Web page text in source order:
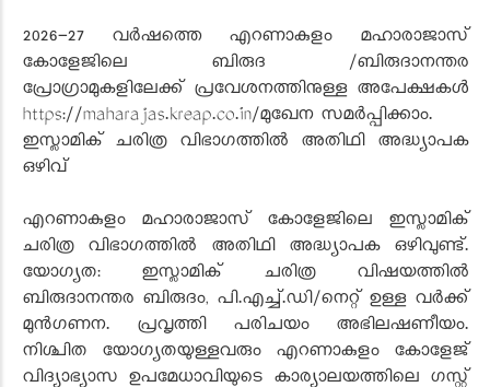
2026-27 വർഷത്തെ എറണാകുളം മഹാരാജാസ്
കോളേജിലെ ബിരുദ /ബിരുദാനന്തര
പ്രോഗ്രാമുകളിലേക്ക് പ്രവേശനത്തിനുള്ള അപേക്ഷകൾ
https://maharajas.kreap.co.in/മുഖേന സമർപ്പിക്കാം.
ഇസ്ലാമിക് ചരിത്ര വിഭാഗത്തിൽ അതിഥി അദ്ധ്യാപക
ഒഴിവ്
എറണാകുളം മഹാരാജാസ് കോളേജിലെ ഇസ്ലാമിക്
ചരിത്ര വിഭാഗത്തിൽ അതിഥി അദ്ധ്യാപക ഒഴിവുണ്ട്.
യോഗ്യത: ഇസ്ലാമിക് ചരിത്ര വിഷയത്തിൽ
ബിരുദാനന്തര ബിരുദം, പി.എച്ച്.ഡി/നെറ്റ് ഉള്ള വർക്ക്
മുൻഗണന. പ്രവൃത്തി പരിചയം അഭിലഷണീയം.
നിശ്ചിത യോഗ്യതയുള്ളവരും എറണാകുളം കോളേജ്
വിദ്യാഭ്യാസ ഉപമേധാവിയുടെ കാര്യാലയത്തിലെ ഗസ്റ്റ്